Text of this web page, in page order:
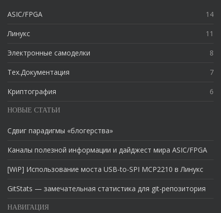
ASIC/FPGA 14
Линукс 11
Электронные самоделки 8
Тех.Документация 7
Криптография 6
НОВЫЕ СТАТЬИ
Сдвиг парадигмы «блогерства»
Каналы полезной информации и дайджест мира ASIC/FPGA
[WiP] Использование моста USB-to-SPI MCP2210 в Линукс
GitStats — замечательная статистика для git-репозитория
НАВИГАЦИЯ